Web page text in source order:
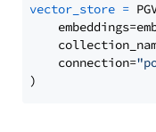
vector_store =
    connection=